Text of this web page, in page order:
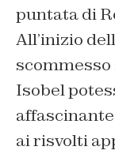
puntata di
All’inizio
Isobel
ai risvolti